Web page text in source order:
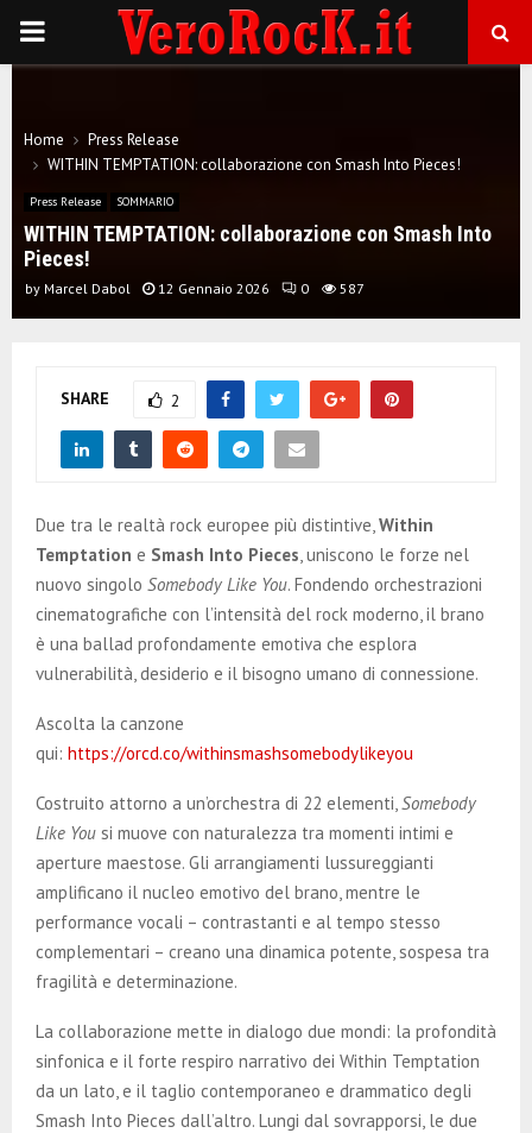
P
M
A
N
U
Home
Press Release
WITHIN TEMPTATION: collaborazione con Smash Into Pieces!
Press Release SOMMARIO
WITHIN TEMPTATION: collaborazione con Smash Into
Pieces!
by Marcel Dabol 12 Gennaio 2026 0 587
SHARE 2
Due tra le realtà rock europee più distintive, Within
Temptation e Smash Into Pieces , uniscono le forze nel
nuovo singolo Somebody Like You. Fondendo orchestrazioni
cinematografiche con l’intensità del rock moderno, il brano
è una ballad profondamente emotiva che esplora
vulnerabilità, desiderio e il bisogno umano di connessione.
Ascolta la canzone
qui: https://orcd.co/withinsmashsomebodylikeyou
Costruito attorno a un’orchestra di 22 elementi, Somebody
Like You si muove con naturalezza tra momenti intimi e
aperture maestose. Gli arrangiamenti lussureggianti
amplificano il nucleo emotivo del brano, mentre le
performance vocali – contrastanti e al tempo stesso
complementari – creano una dinamica potente, sospesa tra
fragilità e determinazione.
La collaborazione mette in dialogo due mondi: la profondità
sinfonica e il forte respiro narrativo dei Within Temptation
da un lato, e il taglio contemporaneo e drammatico degli
Smash Into Pieces dall’altro. Lungi dal sovrapporsi, le due